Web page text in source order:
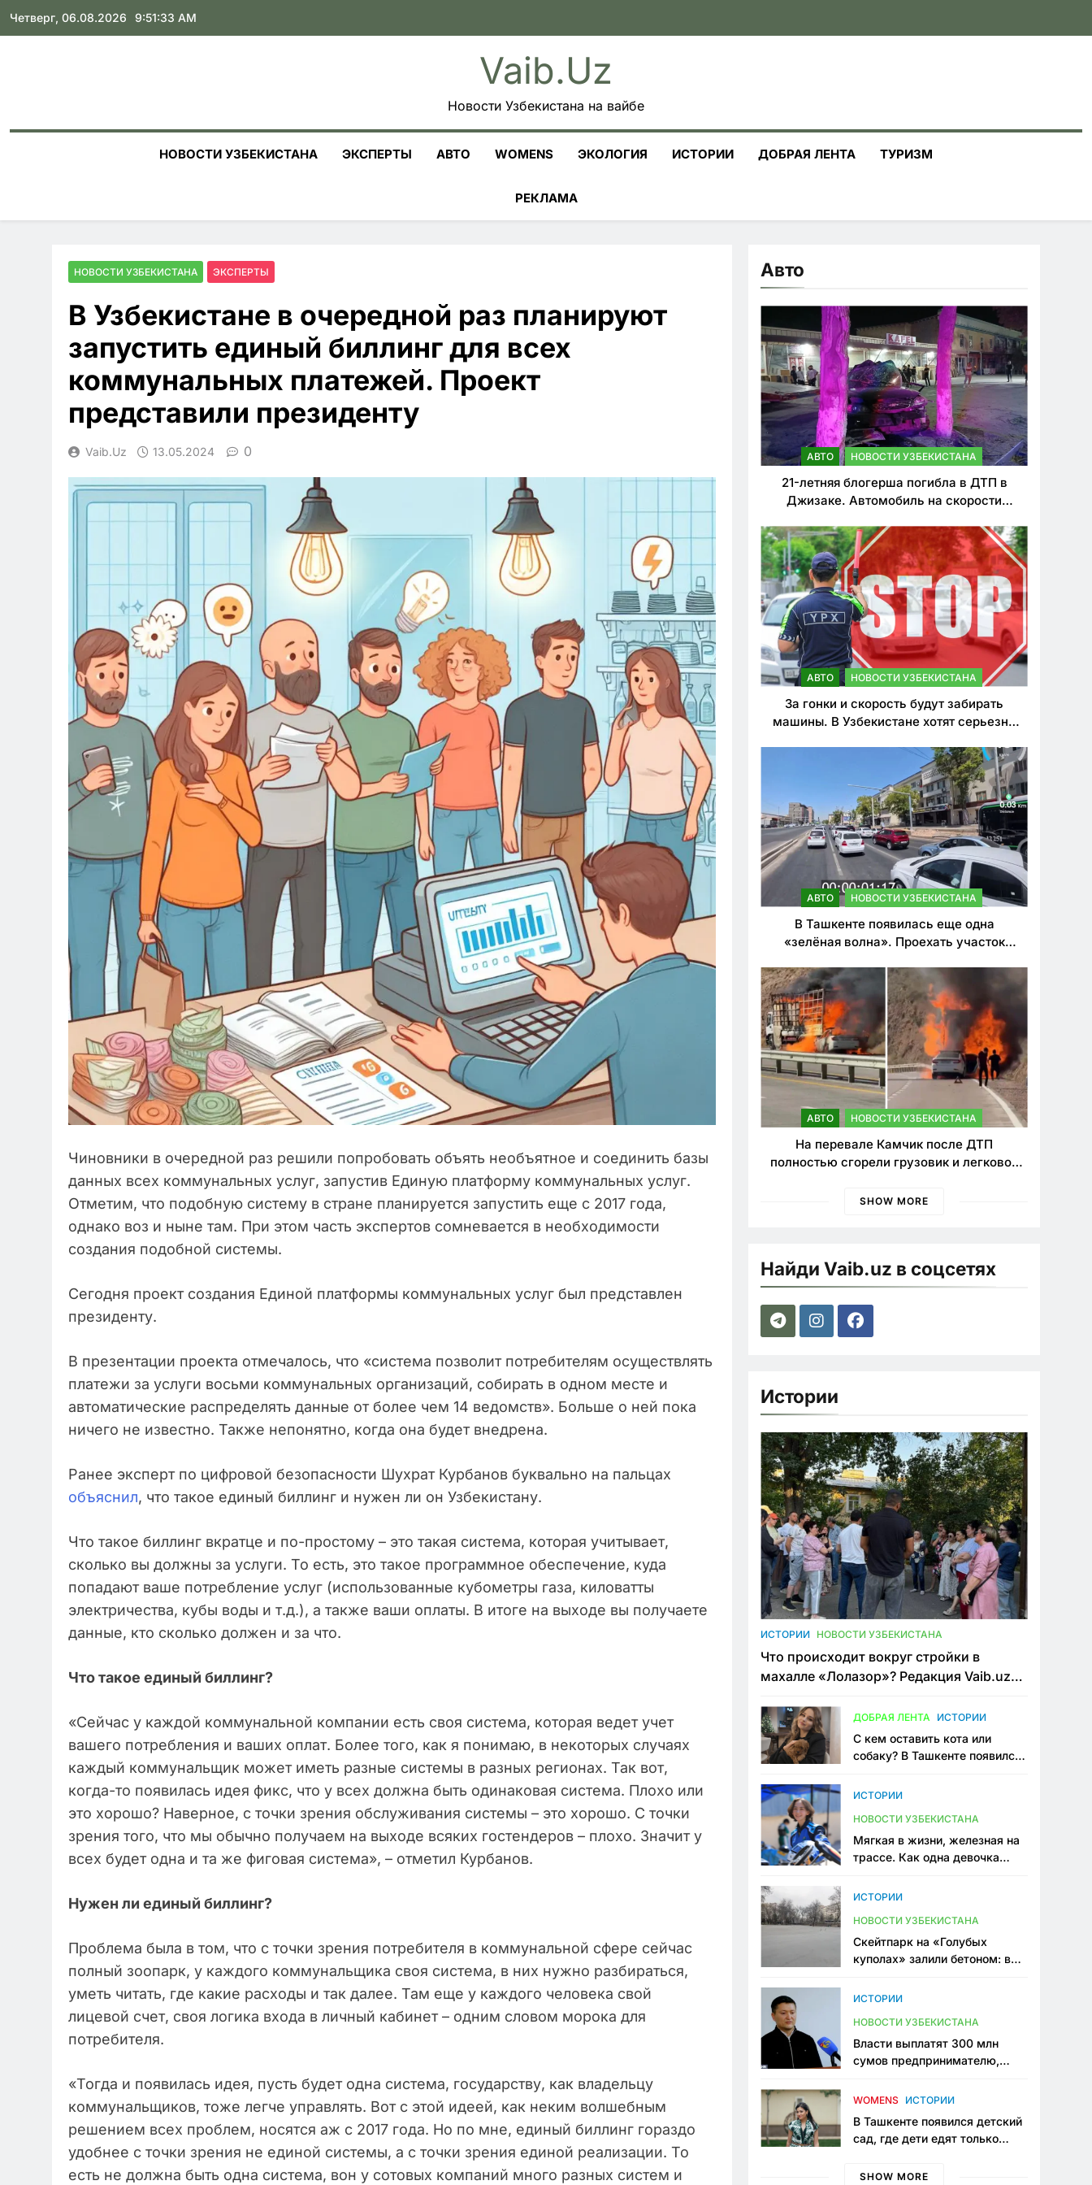
Skip
Четверг, 06.08.2026 9:51:35 AM
Vaib.uz
Новости Узбекистана на вайбе
НОВОСТИ УЗБЕКИСТАНА ЭКСПЕРТЫ АВТО WOMENS ЭКОЛОГИЯ ИСТОРИИ ДОБРАЯ ЛЕНТА ТУРИЗМ
РЕКЛАМА
НОВОСТИ УЗБЕКИСТАНА ЭКСПЕРТЫ
В Узбекистане в очередной раз планируют
запустить единый биллинг для всех
коммунальных платежей. Проект
представили президенту
Vaib.uz 13.05.2024 0
Чиновники в очередной раз решили попробовать объять необъятное и соединить базы
данных всех коммунальных услуг, запустив Единую платформу коммунальных услуг.
Отметим, что подобную систему в стране планируется запустить еще с 2017 года,
однако воз и ныне там. При этом часть экспертов сомневается в необходимости
создания подобной системы.
Сегодня проект создания Единой платформы коммунальных услуг был представлен
президенту.
В презентации проекта отмечалось, что «система позволит потребителям осуществлять
платежи за услуги восьми коммунальных организаций, собирать в одном месте и
автоматические распределять данные от более чем 14 ведомств». Больше о ней пока
ничего не известно. Также непонятно, когда она будет внедрена.
Ранее эксперт по цифровой безопасности Шухрат Курбанов буквально на пальцах
объяснил, что такое единый биллинг и нужен ли он Узбекистану.
Что такое биллинг вкратце и по-простому – это такая система, которая учитывает,
сколько вы должны за услуги. То есть, это такое программное обеспечение, куда
попадают ваше потребление услуг (использованные кубометры газа, киловатты
электричества, кубы воды и т.д.), а также ваши оплаты. В итоге на выходе вы получаете
данные, кто сколько должен и за что.
Что такое единый биллинг?
«Сейчас у каждой коммунальной компании есть своя система, которая ведет учет
вашего потребления и ваших оплат. Более того, как я понимаю, в некоторых случаях
каждый коммунальщик может иметь разные системы в разных регионах. Так вот,
когда-то появилась идея фикс, что у всех должна быть одинаковая система. Плохо или
это хорошо? Наверное, с точки зрения обслуживания системы – это хорошо. С точки
зрения того, что мы обычно получаем на выходе всяких гостендеров – плохо. Значит у
всех будет одна и та же фиговая система», – отметил Курбанов.
Нужен ли единый биллинг?
Проблема была в том, что с точки зрения потребителя в коммунальной сфере сейчас
полный зоопарк, у каждого коммунальщика своя система, в них нужно разбираться,
уметь читать, где какие расходы и так далее. Там еще у каждого человека свой
лицевой счет, своя логика входа в личный кабинет – одним словом морока для
потребителя.
«Тогда и появилась идея, пусть будет одна система, государству, как владельцу
коммунальщиков, тоже легче управлять. Вот с этой идеей, как неким волшебным
решением всех проблем, носятся аж с 2017 года. Но по мне, единый биллинг гораздо
удобнее с точки зрения не единой системы, а с точки зрения единой реализации. То
есть не должна быть одна система, вон у сотовых компаний много разных систем и
Авто
АВТО НОВОСТИ УЗБЕКИСТАНА
21-летняя блогерша погибла в ДТП в
Джизаке. Автомобиль на скорости
АВТО НОВОСТИ УЗБЕКИСТАНА
За гонки и скорость будут забирать
машины. В Узбекистане хотят серьезно
АВТО НОВОСТИ УЗБЕКИСТАНА
В Ташкенте появилась еще одна
«зелёная волна». Проехать участок
АВТО НОВОСТИ УЗБЕКИСТАНА
На перевале Камчик после ДТП
полностью сгорели грузовик и легковой
SHOW MORE
Найди Vaib.uz в соцсетях
Истории
ИСТОРИИ НОВОСТИ УЗБЕКИСТАНА
Что происходит вокруг стройки в
махалле «Лолазор»? Редакция Vaib.uz
конфликта
ДОБРАЯ ЛЕНТА ИСТОРИИ
С кем оставить кота или
собаку? В Ташкенте появился
ИСТОРИИ
НОВОСТИ УЗБЕКИСТАНА
Мягкая в жизни, железная на
трассе. Как одна девочка
Узбекистане
ИСТОРИИ
НОВОСТИ УЗБЕКИСТАНА
Скейтпарк на «Голубых
куполах» залили бетоном: в
одно общественное
ИСТОРИИ
НОВОСТИ УЗБЕКИСТАНА
Власти выплатят 300 млн
сумов предпринимателю,
тюрьме по незаконному
WOMENS ИСТОРИИ
В Ташкенте появился детский
сад, где дети едят только
мама, которая устала просить
SHOW MORE